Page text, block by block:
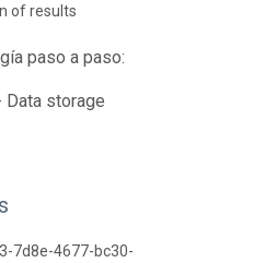
of results
paso a paso:
Data storage
7d8e-4677-bc30-